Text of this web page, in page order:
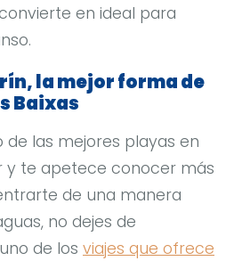
en ideal para
la mejor forma de
Baixas
de las mejores playas en
y te apetece conocer más
de una manera
no dejes de
de los viajes que ofrece